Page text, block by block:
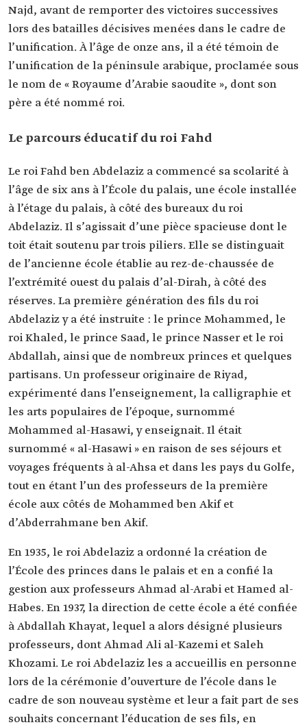
Najd, avant de remporter des victoires successives
lors des batailles décisives menées dans le cadre de
l’unification. À l’âge de onze ans, il a été témoin de
l’unification de la péninsule arabique, proclamée sous
le nom de « Royaume d’Arabie saoudite », dont son
père a été nommé roi.
Le parcours éducatif du roi Fahd
Le roi Fahd ben Abdelaziz a commencé sa scolarité à
l’âge de six ans à l’École du palais, une école installée
à l’étage du palais, à côté des bureaux du roi
Abdelaziz. Il s’agissait d’une pièce spacieuse dont le
toit était soutenu par trois piliers. Elle se distinguait
de l’ancienne école établie au rez-de-chaussée de
l’extrémité ouest du palais d’al-Dirah, à côté des
réserves. La première génération des fils du roi
Abdelaziz y a été instruite : le prince Mohammed, le
roi Khaled, le prince Saad, le prince Nasser et le roi
Abdallah, ainsi que de nombreux princes et quelques
partisans. Un professeur originaire de Riyad,
expérimenté dans l’enseignement, la calligraphie et
les arts populaires de l’époque, surnommé
Mohammed al-Hasawi, y enseignait. Il était
surnommé « al-Hasawi » en raison de ses séjours et
voyages fréquents à al-Ahsa et dans les pays du Golfe,
tout en étant l’un des professeurs de la première
école aux côtés de Mohammed ben Akif et
d’Abderrahmane ben Akif.
En 1935, le roi Abdelaziz a ordonné la création de
l’École des princes dans le palais et en a confié la
gestion aux professeurs Ahmad al-Arabi et Hamed al-
Habes. En 1937, la direction de cette école a été confiée
à Abdallah Khayat, lequel a alors désigné plusieurs
professeurs, dont Ahmad Ali al-Kazemi et Saleh
Khozami. Le roi Abdelaziz les a accueillis en personne
lors de la cérémonie d’ouverture de l’école dans le
cadre de son nouveau système et leur a fait part de ses
souhaits concernant l’éducation de ses fils, en